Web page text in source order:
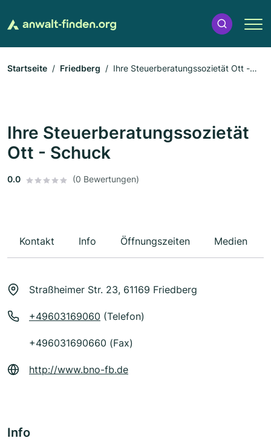
Startseite Friedberg
Ihre Steuerberatungssozietät Ott -
Ihre Steuerberatungssozietät
Ott - Schuck
0.0 (0 Bewertungen)
Kontakt Info Öffnungszeiten Medien
Straßheimer Str. 23, 61169 Friedberg
+49603169060 (Telefon)
+496031690660 (Fax)
http://www.bno-fb.de
Info